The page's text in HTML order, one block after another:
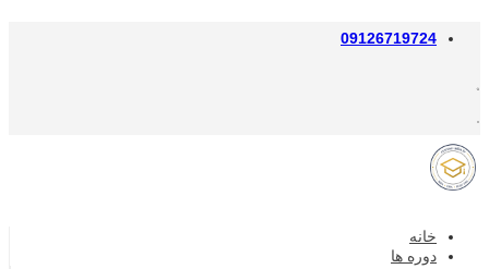
09126719724
خانه
دوره ها